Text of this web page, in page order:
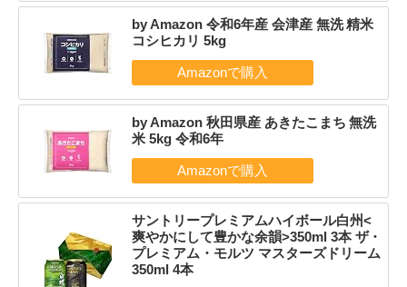
by Amazon 令和6年産 会津産 無洗 精米
コシヒカリ 5kg
by Amazon 秋田県産 あきたこまち 無洗
米 5kg 令和6年
サントリープレミアムハイボール白州<
爽やかにして豊かな余韻>350ml 3本 ザ・
プレミアム・モルツ マスターズドリーム
350ml 4本